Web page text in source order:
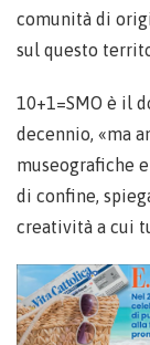
comunità di
sul questo
10+1=SMO è il
decennio, «ma
museografiche
di confine,
creatività a cui